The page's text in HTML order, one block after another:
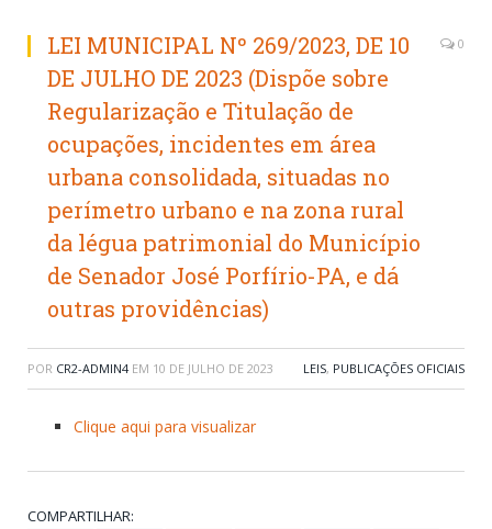
LEI MUNICIPAL Nº 269/2023, DE 10
DE JULHO DE 2023 (Dispõe sobre
Regularização e Titulação de
ocupações, incidentes em área
urbana consolidada, situadas no
perímetro urbano e na zona rural
da légua patrimonial do Município
de Senador José Porfírio-PA, e dá
outras providências)
0
POR CR2-ADMIN4 EM 10 DE JULHO DE 2023 LEIS, PUBLICAÇÕES OFICIAIS
Clique aqui para visualizar
COMPARTILHAR: